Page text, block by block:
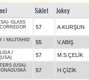
Sıklet Jokey
- GLASS
57 A.KURŞUN
/ MUJTAHID
55 V.ABİŞ
/
57 M.S.ÇELİK
(USA)-
57 H.ÇİZİK